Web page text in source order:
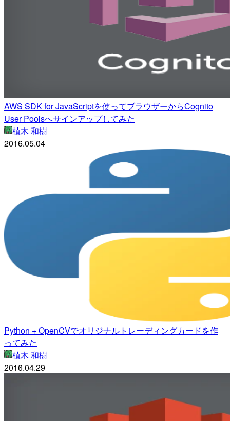
AWS SDK for JavaScriptを使ってブラウザーからCognito
User Poolsへサインアップしてみた
植木 和樹
2016.05.04
Python + OpenCVでオリジナルトレーディングカードを作
ってみた
植木 和樹
2016.04.29